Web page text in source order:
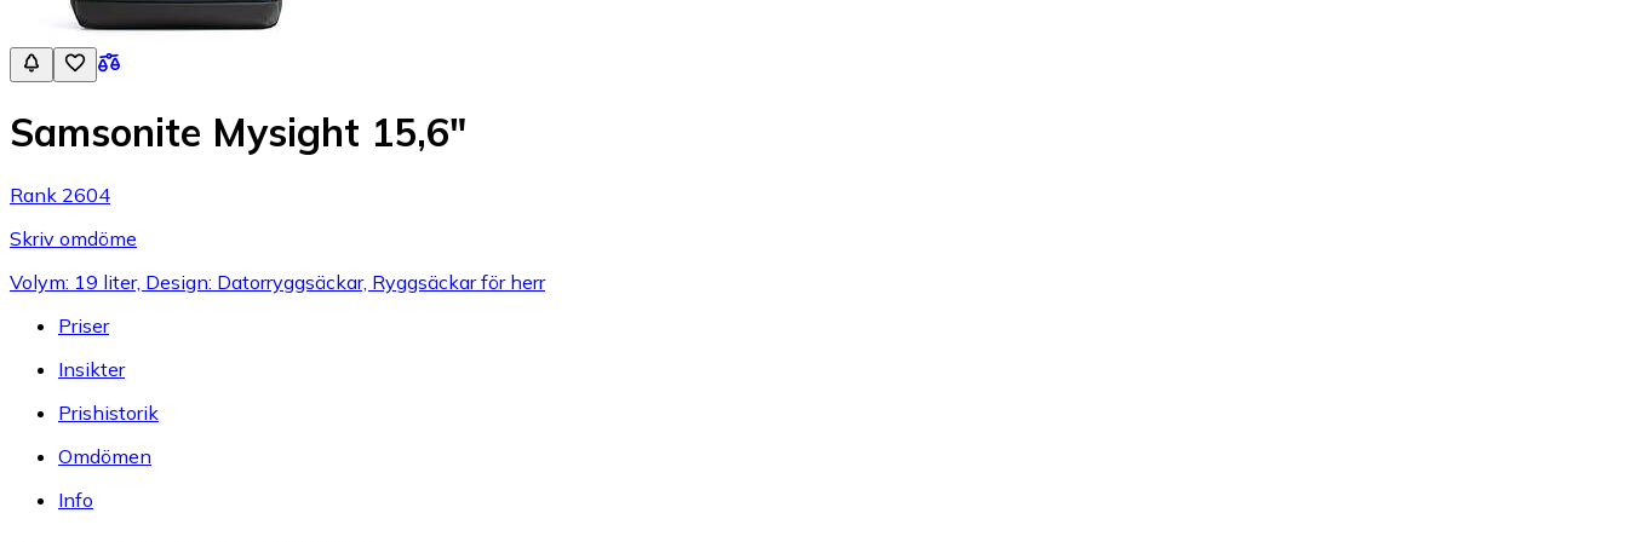
Samsonite Mysight 15,6"
Rank 2604
Skriv omdöme
Volym: 19 liter, Design: Datorryggsäckar, Ryggsäckar för herr
Priser
Insikter
Prishistorik
Omdömen
Info